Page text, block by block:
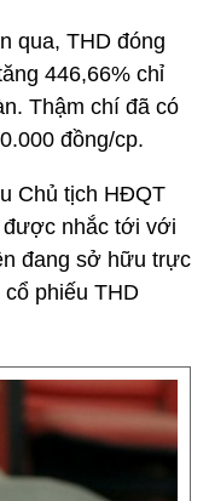
qua, THD đóng
446,66% chỉ
Thậm chí đã có
đồng/cp.
Chủ tịch HĐQT
được nhắc tới với
đang sở hữu trực
phiếu THD